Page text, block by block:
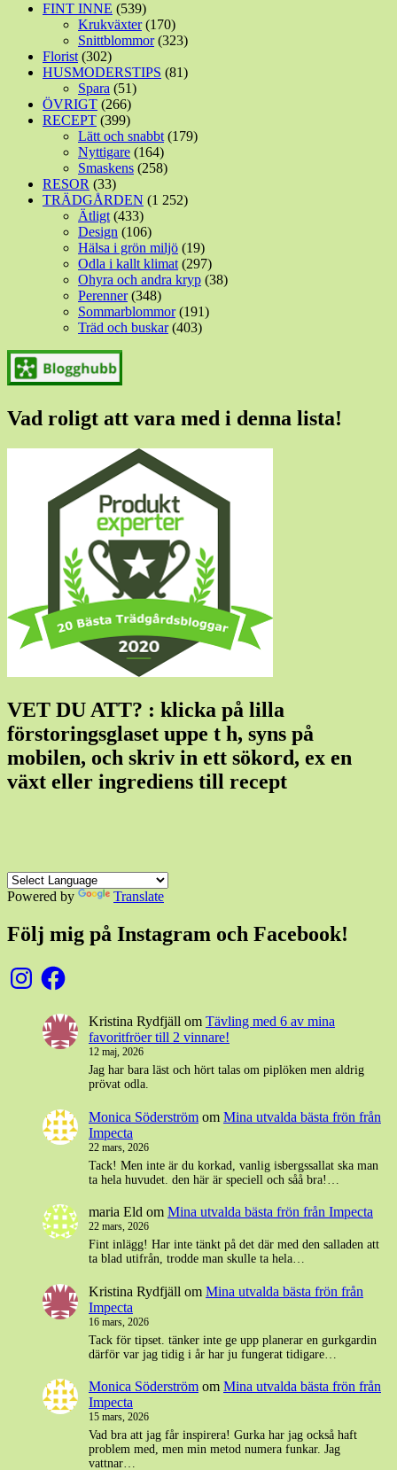
FINT INNE (539)
Krukväxter(170)
Snittblommor(323)
Florist(302)
HUSMODERSTIPS (81)
Spara (51)
ÖVRIGT (266)
RECEPT (399)
Lätt och snabbt(179)
Nyttigare (164)
Smaskens (258)
RESOR (33)
TRÄDGÅRDEN (1 252)
Ätligt(433)
Design (106)
Hälsa i grön miljö (19)
Odla i kallt klimat(297)
Ohyra och andra kryp (38)
Perenner(348)
Sommarblommor(191)
Träd och buskar(403)
Vad roligt att vara med i denna lista!
VET DU ATT? : klicka på lilla
förstoringsglaset uppe t h, syns på
mobilen, och skriv in ett sökord, ex en
växt eller ingrediens till recept
Powered by Translate
Följ mig på Instagram och Facebook!
InstagramFacebook
Kristina Rydfjäll om Tävling med 6 av mina
favoritfröer till 2 vinnare!
12 maj, 2026
Jag har bara läst och hört talas om piplöken men aldrig
prövat odla.
Monica Söderström om Mina utvalda bästa frön från
Impecta
22 mars, 2026
Tack! Men inte är du korkad, vanlig isbergssallat ska man
ta hela huvudet. den här är speciell och såå bra!…
maria Eld om Mina utvalda bästa frön från Impecta
22 mars, 2026
Fint inlägg! Har inte tänkt på det där med den salladen att
ta blad utifrån, trodde man skulle ta hela…
Kristina Rydfjäll om Mina utvalda bästa frön från
Impecta
16 mars, 2026
Tack för tipset. tänker inte ge upp planerar en gurkgardin
därför var jag tidig i år har ju fungerat tidigare…
Monica Söderström om Mina utvalda bästa frön från
Impecta
15 mars, 2026
Vad bra att jag får inspirera! Gurka har jag också haft
problem med, men min metod numera funkar. Jag
vattnar…